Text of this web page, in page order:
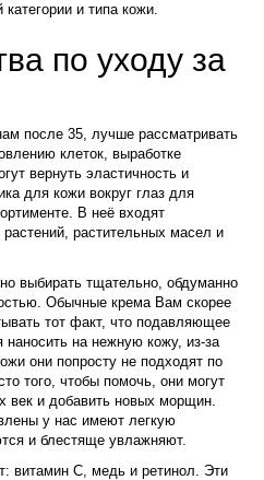
категории и типа кожи.
по уходу за
после 35, лучше рассматривать
клеток, выработке
вернуть эластичность и
для кожи вокруг глаз для
В неё входят
растений, растительных масел и
выбирать тщательно, обдуманно
Обычные крема Вам скорее
тот факт, что подавляющее
на нежную кожу, из-за
они попросту не подходят по
того, чтобы помочь, они могут
век и добавить новых морщин.
у нас имеют легкую
и блестяще увлажняют.
витамин С, медь и ретинол. Эти